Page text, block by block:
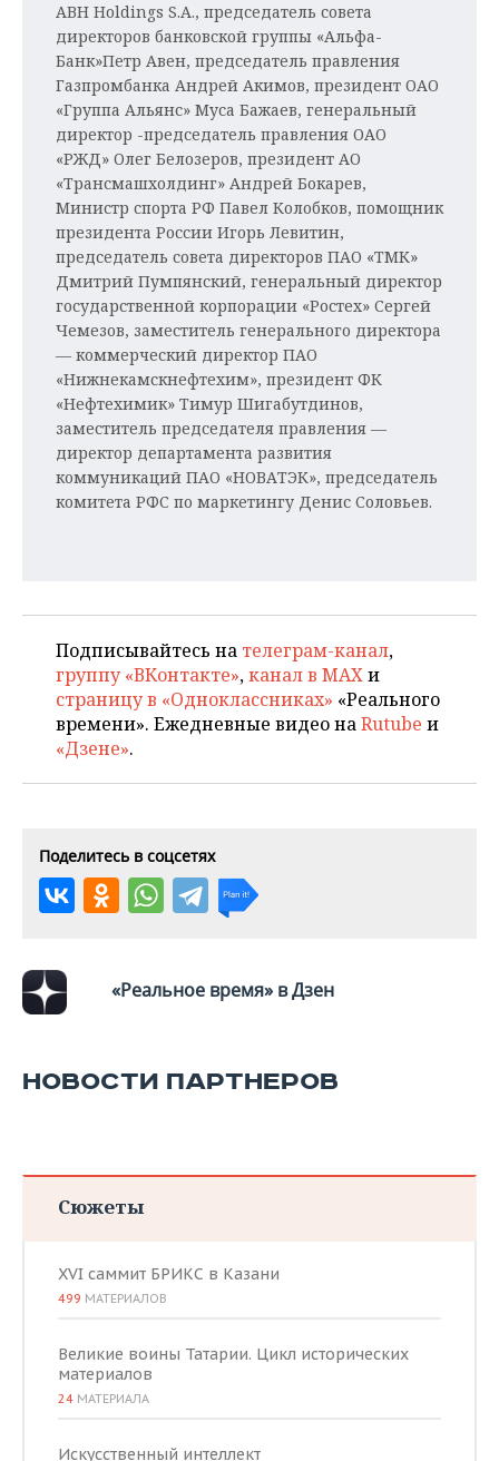
АВН Holdings S.A., председатель совета
директоров банковской группы «Альфа-
Банк»Петр Авен, председатель правления
Газпромбанка Андрей Акимов, президент ОАО
«Группа Альянс» Муса Бажаев, генеральный
директор -председатель правления ОАО
«РЖД» Олег Белозеров, президент АО
«Трансмашхолдинг» Андрей Бокарев,
Министр спорта РФ Павел Колобков, помощник
президента России Игорь Левитин,
председатель совета директоров ПАО «ТМК»
Дмитрий Пумпянский, генеральный директор
государственной корпорации «Ростех» Сергей
Чемезов, заместитель генерального директора
— коммерческий директор ПАО
«Нижнекамскнефтехим», президент ФК
«Нефтехимик» Тимур Шигабутдинов,
заместитель председателя правления —
директор департамента развития
коммуникаций ПАО «НОВАТЭК», председатель
комитета РФС по маркетингу Денис Соловьев.
Подписывайтесь на телеграм-канал,
группу «ВКонтакте»,канал в MAXи
страницу в «Одноклассниках» «Реального
времени». Ежедневные видео наRutube и
«Дзене».
Поделитесь в соцсетях
«Реальное время» в Дзен
НОВОСТИ ПАРТНЕРОВ
Сюжеты
XVI саммит БРИКС в Казани
499 МАТЕРИАЛОВ
Великие воины Татарии. Цикл исторических
материалов
24 МАТЕРИАЛА
Искусственный интеллект